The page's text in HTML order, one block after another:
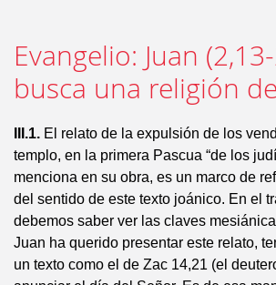
Evangelio: Juan
busca una religión
III.1. El relato de la expulsión de los
templo, en la primera Pascua “de los
menciona en su obra, es un marco de
del sentido de este texto joánico. En el
debemos saber ver las claves
Juan ha querido presentar este relato,
un texto como el de Zac 14,21 (el